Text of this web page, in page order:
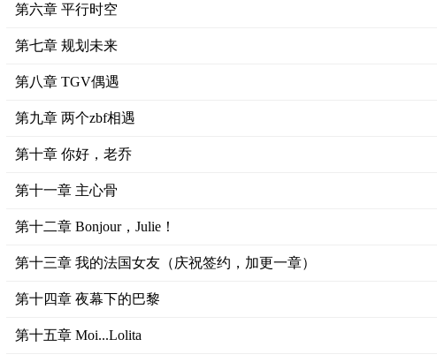
第六章 平行时空
第七章 规划未来
第八章 TGV偶遇
第九章 两个zbf相遇
第十章 你好，老乔
第十一章 主心骨
第十二章 Bonjour，Julie！
第十三章 我的法国女友（庆祝签约，加更一章）
第十四章 夜幕下的巴黎
第十五章 Moi...Lolita